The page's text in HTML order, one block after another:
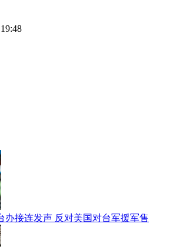
办接连发声 反对美国对台军援军售